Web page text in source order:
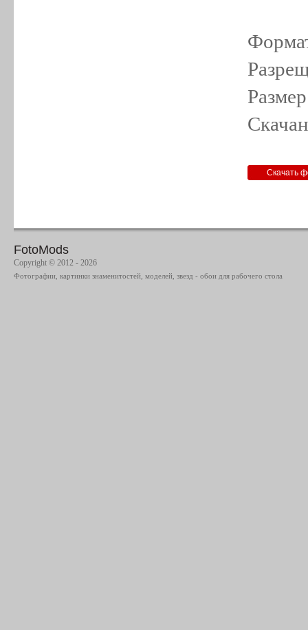
FotoMods
Copyright © 2012 - 2026
Фотографии, картинки знаменитостей, моделей, звезд - обои для рабочего стола